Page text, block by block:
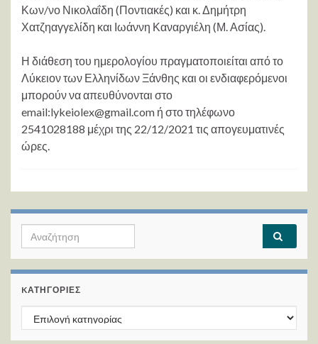
Κων/νο Νικολαΐδη (Ποντιακές) και κ. Δημήτρη
Χατζηαγγελίδη και Ιωάννη Καναργιέλη (Μ. Ασίας).
Η διάθεση του ημερολογίου πραγματοποιείται από το
Λύκειον των Ελληνίδων Ξάνθης και οι ενδιαφερόμενοι
μπορούν να απευθύνονται στο
email:lykeiolex@gmail.com ή στο τηλέφωνο
2541028188 μέχρι της 22/12/2021 τις απογευματινές
ώρες.
Search for:
KΑΤΗΓΟΡΊΕΣ
Kατηγορίες